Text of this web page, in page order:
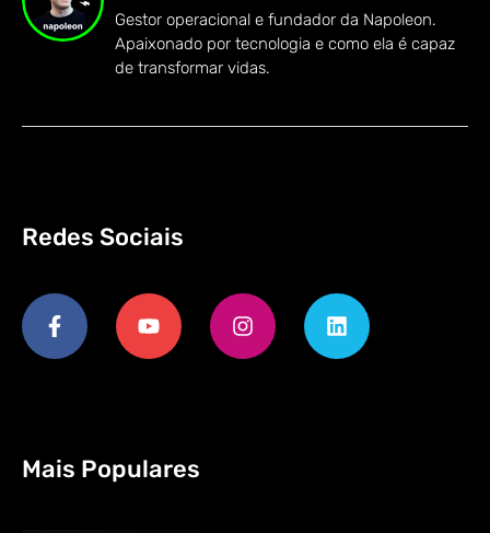
Gestor operacional e fundador da Napoleon.
Apaixonado por tecnologia e como ela é capaz
de transformar vidas.
Redes Sociais
Mais Populares